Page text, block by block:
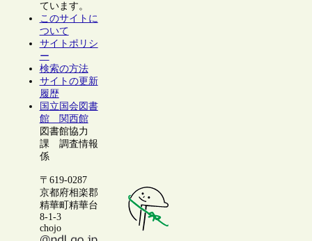
ています。
このサイトに
ついて
サイトポリシ
ー
検索の方法
サイトの更新
履歴
国立国会図書
館 関西館
図書館協力
課 調査情報
係
〒619-0287
京都府相楽郡
精華町精華台
8-1-3
chojo